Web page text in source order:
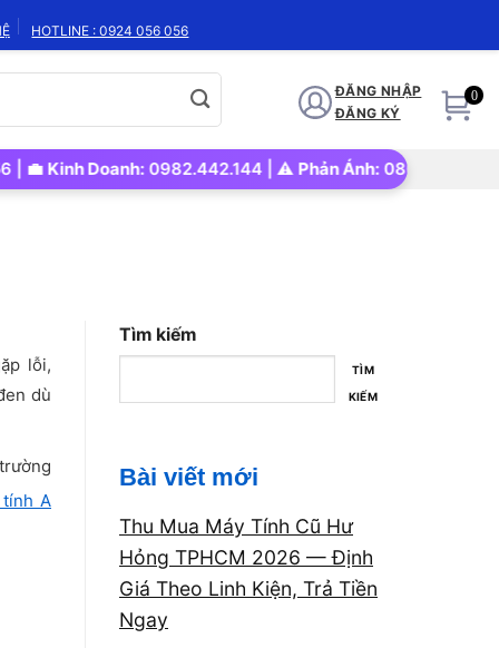
HOTLINE : 0924 056 056
ĐĂNG NHẬP
ĐĂNG KÝ
0
Doanh:0982.442.144 | ⚠️Phản Ánh:0866.972.562 | 🚀
lỗi,
dù
A
Tìm kiếm
TÌM
KIẾM
Bài viết mới
Thu Mua Máy Tính Cũ Hư
Hỏng TPHCM 2026 — Định
Giá Theo Linh Kiện, Trả Tiền
Ngay